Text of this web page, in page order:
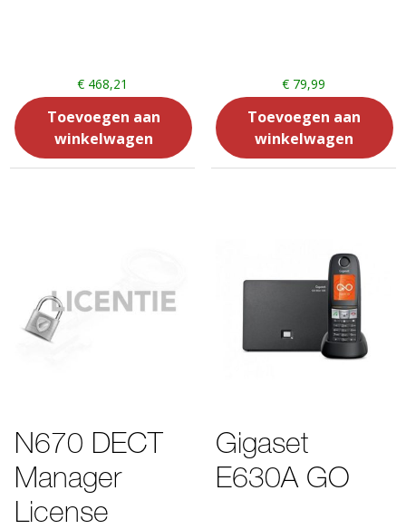
€ 468,21
Toevoegen aan
winkelwagen
€79,99
Toevoegen aan
winkelwagen
N670 DECT
Manager
License
Gigaset
E630A GO